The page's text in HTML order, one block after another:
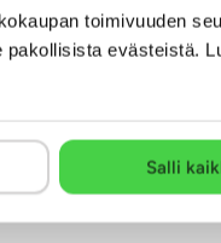
toimivuuden
evästeistä.
Salli